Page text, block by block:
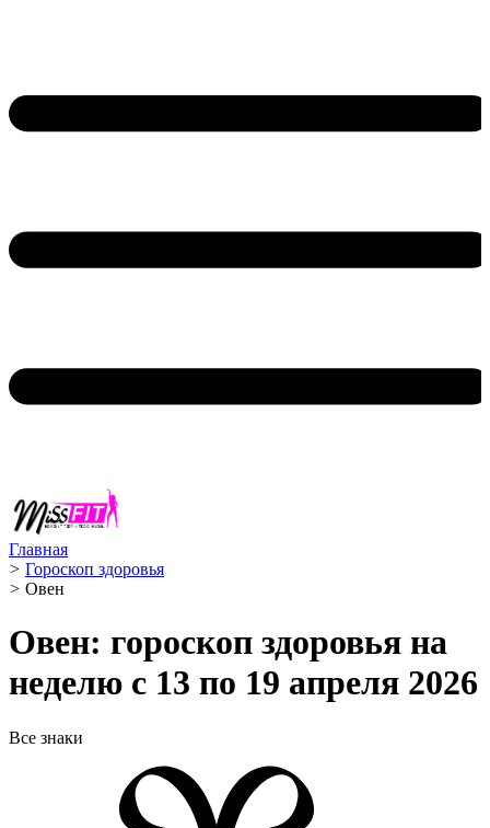
Главная
> Гороскоп здоровья
> Овен ️
Овен: гороскоп здоровья на
неделю с 13 по 19 апреля 2026
Все знаки